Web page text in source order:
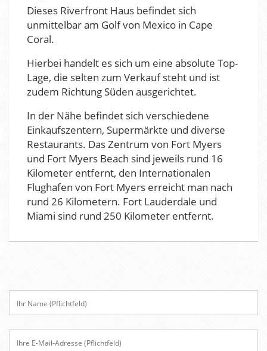
Dieses Riverfront Haus befindet sich
unmittelbar am Golf von Mexico in Cape
Coral.
Hierbei handelt es sich um eine absolute Top-
Lage, die selten zum Verkauf steht und ist
zudem Richtung Süden ausgerichtet.
In der Nähe befindet sich verschiedene
Einkaufszentern, Supermärkte und diverse
Restaurants. Das Zentrum von Fort Myers
und Fort Myers Beach sind jeweils rund 16
Kilometer entfernt, den Internationalen
Flughafen von Fort Myers erreicht man nach
rund 26 Kilometern. Fort Lauderdale und
Miami sind rund 250 Kilometer entfernt.
B
t
t